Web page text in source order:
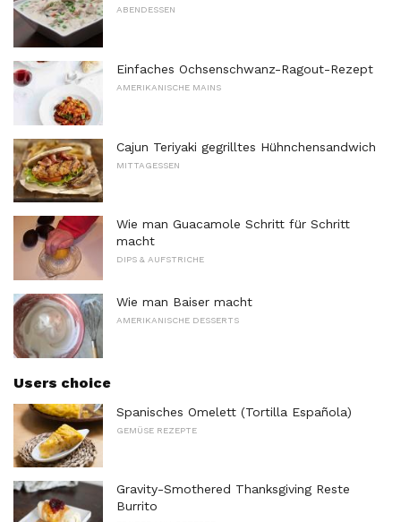
ABENDESSEN
Einfaches Ochsenschwanz-Ragout-Rezept
AMERIKANISCHE MAINS
Cajun Teriyaki gegrilltes Hühnchensandwich
MITTAGESSEN
Wie man Guacamole Schritt für Schritt
macht
DIPS & AUFSTRICHE
Wie man Baiser macht
AMERIKANISCHE DESSERTS
Users choice
Spanisches Omelett (Tortilla Española)
GEMÜSE REZEPTE
Gravity-Smothered Thanksgiving Reste
Burrito